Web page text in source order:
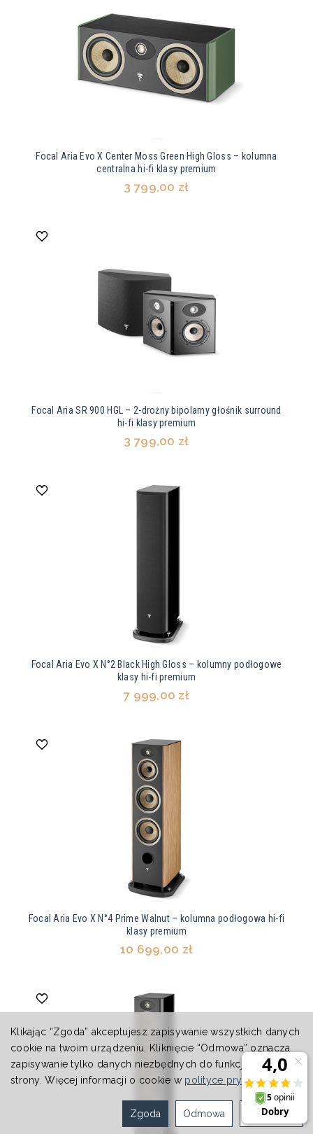
Focal Aria Evo X Center Moss Green High Gloss – kolumna
centralna hi-fi klasy premium
3 799,00 zł
Focal Aria SR 900 HGL – 2-drożny bipolarny głośnik surround
hi-fi klasy premium
3 799,00 zł
Focal Aria Evo X N°2 Black High Gloss – kolumny podłogowe
klasy hi-fi premium
7 999,00 zł
Focal Aria Evo X N°4 Prime Walnut – kolumna podłogowa hi-fi
klasy premium
10 699,00 zł
Klikając “Zgoda” akceptujesz zapisywanie wszystkich danych
cookie na twoim urządzeniu. Kliknięcie “Odmowa” oznacza
zapisywanie tylko danych niezbędnych do funkcjonowania
strony. Więcej informacji o cookie w polityce prywatności.
Ustawienia
Odmowa
Zgoda